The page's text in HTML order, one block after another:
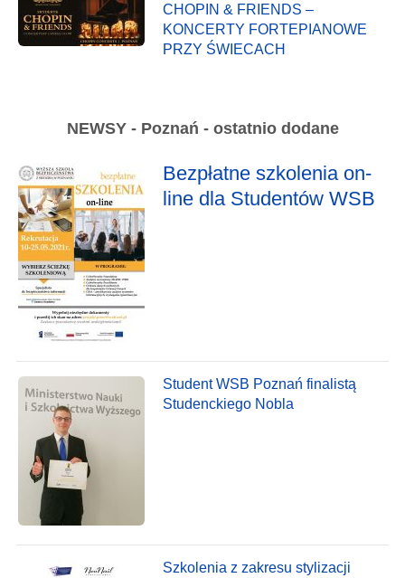
CHOPIN & FRIENDS –
KONCERTY FORTEPIANOWE
PRZY ŚWIECACH
NEWSY - Poznań - ostatnio dodane
Bezpłatne szkolenia on-
line dla Studentów WSB
Student WSB Poznań finalistą
Studenckiego Nobla
Szkolenia z zakresu stylizacji